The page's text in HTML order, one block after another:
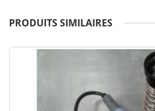
PRODUITS SIMILAIRES